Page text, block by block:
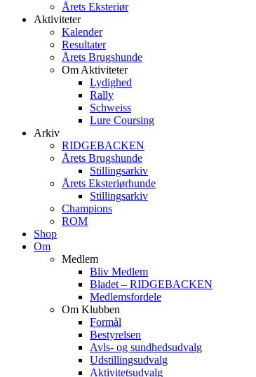
Årets Eksteriør
Aktiviteter
Kalender
Resultater
Årets Brugshunde
Om Aktiviteter
Lydighed
Rally
Schweiss
Lure Coursing
Arkiv
RIDGEBACKEN
Årets Brugshunde
Stillingsarkiv
Årets Eksteriørhunde
Stillingsarkiv
Champions
ROM
Shop
Om
Medlem
Bliv Medlem
Bladet – RIDGEBACKEN
Medlemsfordele
Om Klubben
Formål
Bestyrelsen
Avls- og sundhedsudvalg
Udstillingsudvalg
Aktivitetsudvalg